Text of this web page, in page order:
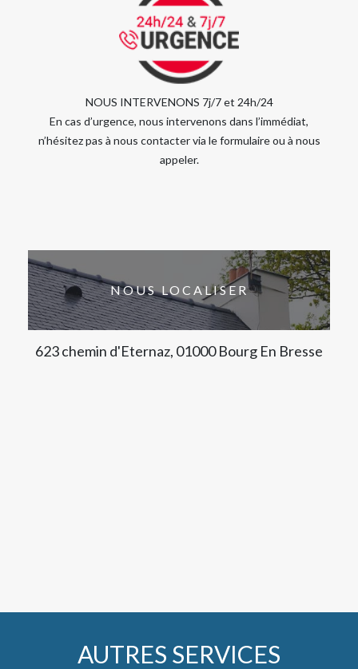
NOUS INTERVENONS 7j/7 et 24h/24
En cas d’urgence, nous intervenons dans l’immédiat,
n’hésitez pas à nous contacter via le formulaire ou à nous
appeler.
NOUS LOCALISER
623 chemin d'Eternaz, 01000 Bourg En Bresse
AUTRES SERVICES